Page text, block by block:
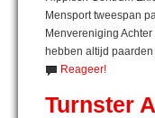
Mensport tweespan
Menvereniging
hebben altijd
Reageer!
Turnster